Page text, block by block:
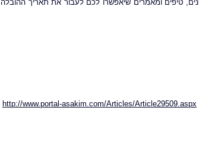
טיפים ומאמרים שיאפשרו לכם לעבור את תאריך ההובלה
http://www.portal-asakim.com/Articles/Article29509.aspx